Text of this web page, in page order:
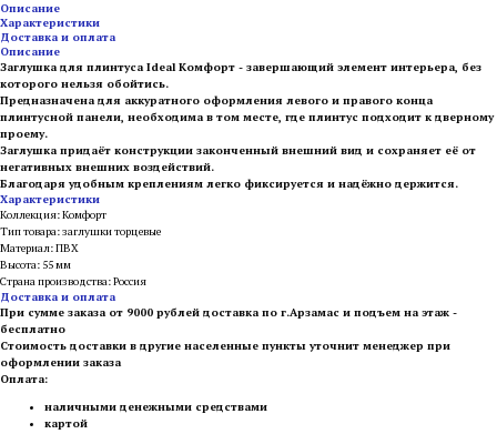
Описание
Характеристики
Доставка и оплата
Описание
Заглушка для плинтуса Ideal Комфорт - завершающий элемент интерьера, без
которого нельзя обойтись.
Предназначена для аккуратного оформления левого и правого конца
плинтусной панели, необходима в том месте, где плинтус подходит к дверному
проему.
Заглушка придаёт конструкции законченный внешний вид и сохраняет её от
негативных внешних воздействий.
Благодаря удобным креплениям легко фиксируется и надёжно держится.
Характеристики
Коллекция: Комфорт
Тип товара: заглушки торцевые
Материал: ПВХ
Высота: 55 мм
Страна производства: Россия
Доставка и оплата
При сумме заказа от 9000 рублей доставка по г.Арзамас и подъем на этаж -
бесплатно
Стоимость доставки в другие населенные пункты уточнит менеджер при
оформлении заказа
Оплата:
наличными денежными средствами
картой